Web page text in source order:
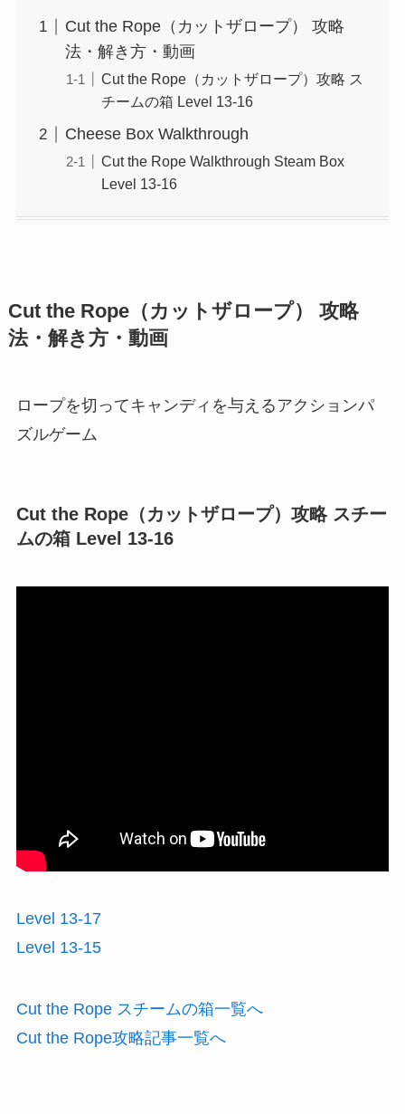
Cut the Rope（カットザロープ） 攻略
法・解き方・動画
Cut the Rope（カットザロープ）攻略 ス
チームの箱 Level 13-16
Cheese Box Walkthrough
Cut the Rope Walkthrough Steam Box
Level 13-16
Cut the Rope（カットザロープ） 攻略
法・解き方・動画
ロープを切ってキャンディを与えるアクションパ
ズルゲーム
Cut the Rope（カットザロープ）攻略 スチー
ムの箱 Level 13-16
Level 13-17
Level 13-15
Cut the Rope スチームの箱一覧へ
Cut the Rope攻略記事一覧へ